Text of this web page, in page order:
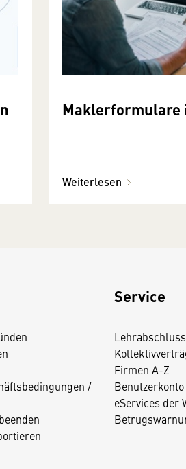
Maklerformulare
Weiterlesen
/
Service
Firmen A-Z
Benutzerkonto
eServices der